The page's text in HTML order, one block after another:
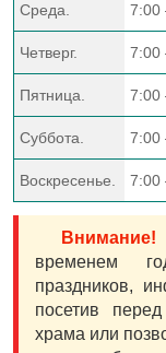
Среда.
Четверг.
Пятница.
Суббота.
Воскресенье.
Внимание!
временем
праздников,
посетив
храма или